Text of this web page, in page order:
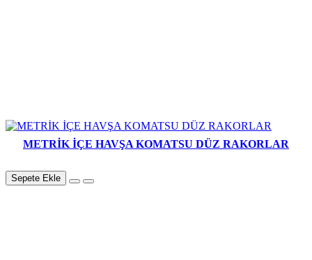
METRİK İÇE HAVŞA KOMATSU DÜZ RAKORLAR
Sepete Ekle